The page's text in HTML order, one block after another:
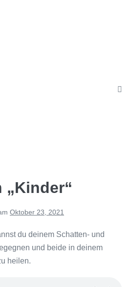
„Kinder“
Oktober 23, 2021
du deinem Schatten- und
und beide in deinem
heilen.